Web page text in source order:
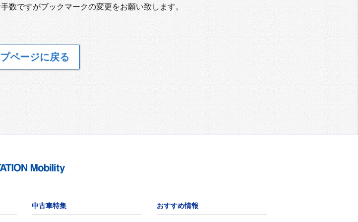
数ですがブックマークの変更をお願い致します。
プページに戻る
中古車特集 おすすめ情報